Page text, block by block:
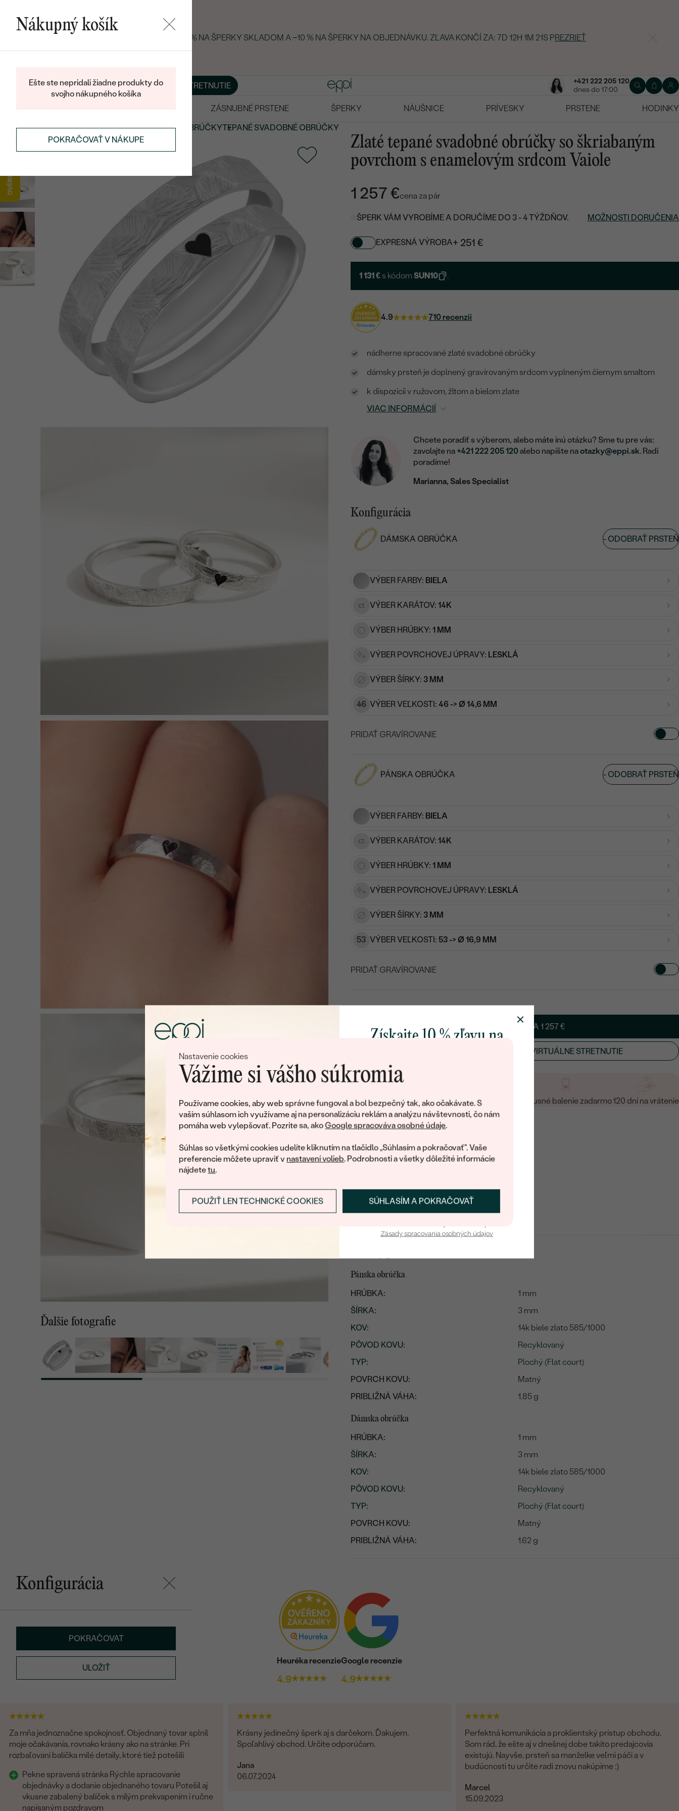
Nastavenie cookies
Vážime si vášho súkromia
Používame cookies, aby web správne fungoval a bol bezpečný tak, ako očakávate. S
vaším súhlasom ich využívame aj na personalizáciu reklám a analýzu návštevnosti, čo nám
pomáha web vylepšovať. Pozrite sa, akoGoogle spracováva osobné údaje.
Súhlas so všetkými cookies udelíte kliknutím na tlačidlo „Súhlasím a pokračovať". Vaše
preferencie môžete upraviť v nastavení volieb. Podrobnosti a všetky dôležité informácie
nájdetetu.
SÚHLASÍM A POKRAČOVAŤ
POUŽIŤ LEN TECHNICKÉ COOKIES
LETNÝ BLACK FRIDAY: −25 % NA ŠPERKY SKLADOM A −10 % NA ŠPERKY NA OBJEDNÁVKU. ZĽAVA KONČÍ ZA: 7D 12H 1M 20S PREZRIEŤ
BLOGŠPERKY NA MIERU DOHODNÚŤ STRETNUTIE
+421 222 205 120
dnes do 17:00
ZÁSNUBNÉ PRSTENE ŠPERKY NÁUŠNICE PRÍVESKY PRSTENE
HODINKY
SVADOBNÉ OBRÚČKYNETRADIČNÉSVADOBNÉ OBRÚČKYTEPANÉ SVADOBNÉ OBRÚČKY
Ďalšie fotografie
Zlaté tepané svadobné obrúčky so škriabaným
povrchom s enamelovým srdcom Vaiole
1 257 €cena za pár
ŠPERK VÁM VYROBÍME A DORUČÍME DO 3 - 4 TÝŽDŇOV. MOŽNOSTI DORUČENIA
EXPRESNÁ VÝROBA+ 251 €
1 131 € s kódomSUN10 .
4.9 710 recenzií
nádherne spracované zlaté svadobné obrúčky
dámsky prsteň je doplnený gravírovaným srdcom vyplneným čiernym smaltom
k dispozícii v ružovom, žltom a bielom zlate
VIAC INFORMÁCIÍ
Chcete poradiť s výberom, alebo máte inú otázku? Sme tu pre vás:
zavolajte na +421 222 205 120alebo napíšte naotazky@eppi.sk. Radi
poradíme!
Marianna, Sales Specialist
Konfigurácia
DÁMSKA OBRÚČKA -ODOBRAŤ PRSTEŇ
VÝBER FARBY: BIELA
VÝBER KARÁTOV: 14K
VÝBER HRÚBKY: 1 MM
VÝBER POVRCHOVEJ ÚPRAVY: LESKLÁ
VÝBER ŠÍRKY: 3 MM
46 VÝBER VEĽKOSTI: 46 -> Ø 14,6 MM
PRIDAŤ GRAVÍROVANIE
Napíšte iniciály/text
PÁNSKA OBRÚČKA -ODOBRAŤ PRSTEŇ
VÝBER FARBY: BIELA
VÝBER KARÁTOV: 14K
VÝBER HRÚBKY: 1 MM
VÝBER POVRCHOVEJ ÚPRAVY: LESKLÁ
VÝBER ŠÍRKY: 3 MM
53 VÝBER VEĽKOSTI: 53 -> Ø 16,9 MM
PRIDAŤ GRAVÍROVANIE
/ 15 ZNAKOV
PRIDAŤ DO KOŠÍKA 1 257 €
DOHODNÚŤ OSOBNÉ ALEBO VIRTUÁLNE STRETNUTIE
Doživotný servisDoručenie a vrátenie zadarmo Luxusné balenie zadarmo120 dní na vrátenie
ĎALŠIE KOVY
PLATINA
Pánska obrúčka
HRÚBKA:
1 mm
ŠÍRKA:
3 mm
KOV:
14k biele zlato 585/1000
PÔVOD KOVU:
Recyklovaný
TYP:
Plochý (Flat court)
POVRCH KOVU:
Matný
PRIBLIŽNÁ VÁHA:
1.85 g
Dámska obrúčka
HRÚBKA:
1 mm
ŠÍRKA:
3 mm
KOV:
14k biele zlato 585/1000
PÔVOD KOVU:
Recyklovaný
TYP:
Plochý (Flat court)
POVRCH KOVU:
Matný
PRIBLIŽNÁ VÁHA:
1.62 g
Konfigurácia
POKRAČOVAT
ULOŽIŤ
Heuréka recenzie
4.9
Google recenzie
4.9
Za mňa jednoznačne spokojnosť. Objednaný tovar splnil
moje očakávania, rovnako krásny ako na stránke. Pri
rozbaľovaní balíčka milé detaily, ktoré tiež potešili
Pekne spravená stránka Rýchle spracovanie
objednávky a dodanie objednaného tovaru Potešil aj
vkusne zabalený balíček s milým prekvapením i ručne
napísaným pozdravom
Krásny jedinečný šperk aj s darčekom. Ďakujem.
Spoľahlivý obchod. Určite odporúčam.
Jana
06.07.2024
Perfektná komunikácia a proklientský prístup obchodu.
Som rád, že ešte aj v dnešnej dobe takíto predajcovia
existujú. Nayvše, prsteň sa manželke veľmi páči a v
budúcnosti tu určite radi znovu nakúpime :)
Marcel
15.09.2023
Nákupný košík
Ešte ste nepridali žiadne produkty do
svojho nákupného košíka
POKRAČOVAŤ V NÁKUPE
Získajte 10 % zľavu na
poctivo vyrábaných šperkov Eppi.
Ako darček na privítanie vám
obratom pošleme zľavový kód na
Prihlásiť sa a získať zľavu
Zásady spracovania osobných údajov